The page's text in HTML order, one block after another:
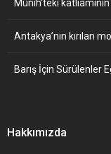
Münih’teki
Antakya’nın kırılan
Barış İçin Sürülenler
Hakkımızda